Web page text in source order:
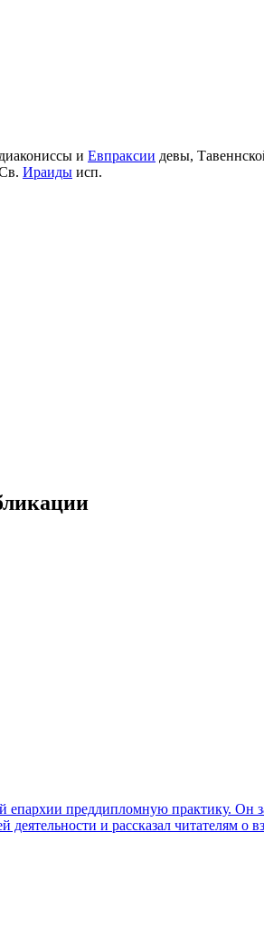
и Евпраксии девы,
Ираиды исп.
преддипломную практику. Он
и рассказал читателям о